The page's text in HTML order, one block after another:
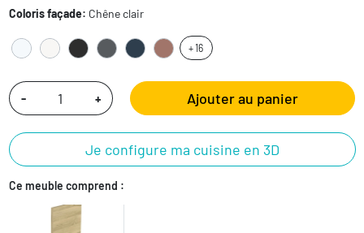
Coloris façade: Chêne clair
+ 16
- + Ajouter au panier
Je configure ma cuisine en 3D
Ce meuble comprend :